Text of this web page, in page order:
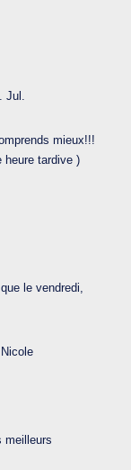
Jul.
mieux!!!
heure tardive )
le vendredi,
meilleurs